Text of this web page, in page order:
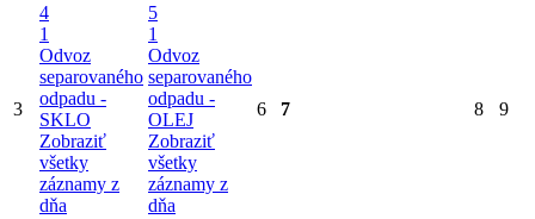
3
4
1
Odvoz
separovaného
odpadu -
SKLO
Zobraziť
všetky
záznamy z
dňa
5
1
Odvoz
separovaného
odpadu -
OLEJ
Zobraziť
všetky
záznamy z
dňa
6 7 8 9